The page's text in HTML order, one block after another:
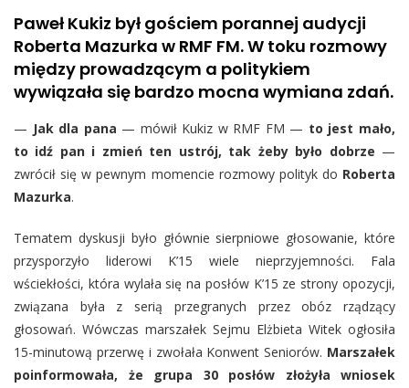
Paweł Kukiz był gościem porannej audycji
Roberta Mazurka w RMF FM. W toku rozmowy
między prowadzącym a politykiem
wywiązała się bardzo mocna wymiana zdań.
— Jak dla pana — mówił Kukiz w RMF FM — to jest mało,
to idź pan i zmień ten ustrój, tak żeby było dobrze —
zwrócił się w pewnym momencie rozmowy polityk do Roberta
Mazurka.
Tematem dyskusji było głównie sierpniowe głosowanie, które
przysporzyło liderowi K’15 wiele nieprzyjemności. Fala
wściekłości, która wylała się na posłów K’15 ze strony opozycji,
związana była z serią przegranych przez obóz rządzący
głosowań. Wówczas marszałek Sejmu Elżbieta Witek ogłosiła
15-minutową przerwę i zwołała Konwent Seniorów. Marszałek
poinformowała, że grupa 30 posłów złożyła wniosek